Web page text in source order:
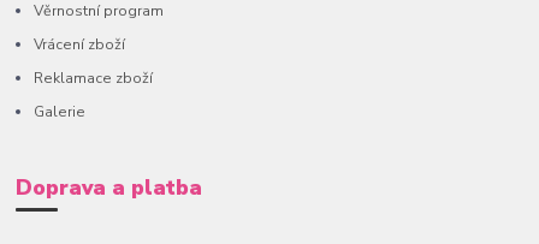
Věrnostní program
Vrácení zboží
Reklamace zboží
Galerie
Doprava a platba